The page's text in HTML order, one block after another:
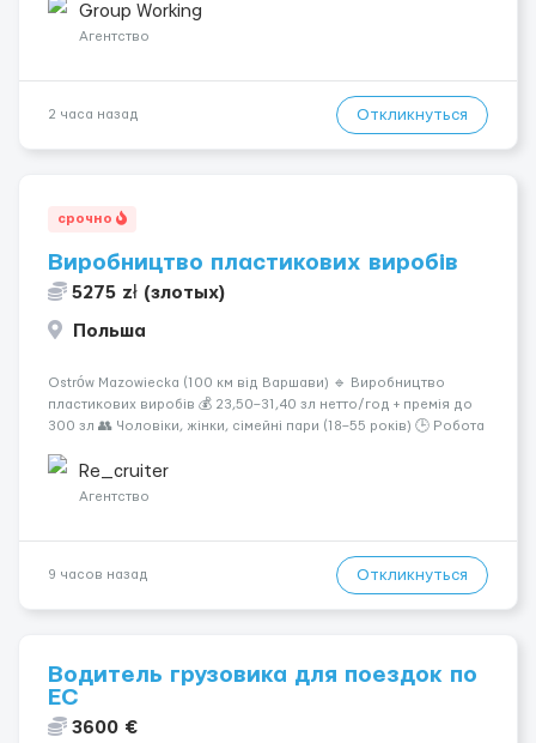
малярных работ (шпатлевка, грунтовка, покраска); -
Штукатурные работы ...
Group Working
Агентство
2 часа назад Откликнуться
срочно
Виробництво пластикових виробів
5275 zł (злотых)
Польша
Ostrów Mazowiecka (100 км від Варшави) 🔹 Виробництво
пластикових виробів 💰 23,50–31,40 зл нетто/год + премія до
300 зл 👥 Чоловіки, жінки, сімейні пари (18–55 років) 🕒 Робота
житло — 400 зл. 📦 Обов...
Re_cruiter
Агентство
9 часов назад Откликнуться
Водитель грузовика для поездок по
ЕС
3600 €